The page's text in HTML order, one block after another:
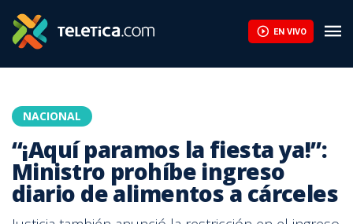
EN VIVO
NACIONAL
“¡Aquí paramos la fiesta ya!”:
Ministro prohíbe ingreso
diario de alimentos a cárceles